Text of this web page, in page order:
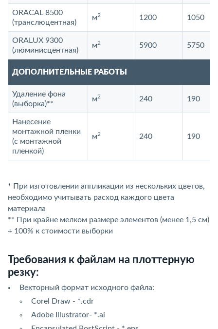
ORACAL 8500
(транслюцентная)
м2 1200 1050
ORALUX 9300
(люминисцентная)
м2 5900 5750
ДОПОЛНИТЕЛЬНЫЕ РАБОТЫ
Удаление фона
(выборка)**
м2 240 190
Нанесение
монтажной пленки
(с монтажной
пленкой)
м2 240 190
* При изготовлении аппликации из нескольких цветов,
необходимо учитывать расход каждого цвета
материала
** При крайне мелком размере элементов (менее 1,5 см)
+ 100% к стоимости выборки
Требования к файлам на плоттерную
резку:
Векторный формат исходного файла:
Corel Draw - *.cdr
Adobe Illustrator- *.ai